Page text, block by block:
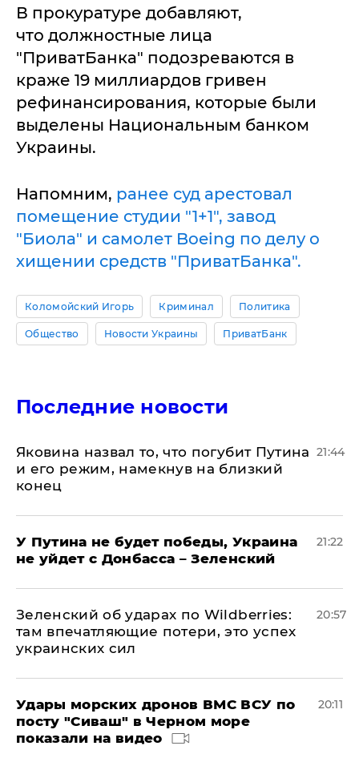
В прокуратуре добавляют,
что должностные лица
"ПриватБанка" подозреваются в
краже 19 миллиардов гривен
рефинансирования, которые были
выделены Национальным банком
Украины.
Напомним, ранее суд арестовал
помещение студии "1+1", завод
"Биола" и самолет Boeing по делу о
хищении средств "ПриватБанка".
Коломойский Игорь Криминал Политика
Общество Новости Украины ПриватБанк
Последние новости
Яковина назвал то, что погубит Путина
и его режим, намекнув на близкий
конец
21:44
У Путина не будет победы, Украина
не уйдет с Донбасса – Зеленский
21:22
Зеленский об ударах по Wildberries:
там впечатляющие потери, это успех
украинских сил
20:57
Удары морских дронов ВМС ВСУ по
посту "Сиваш" в Черном море
показали на видео
20:11